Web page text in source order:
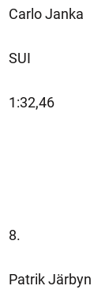
Carlo Janka
SUI
1:32,46
8.
Patrik Järbyn